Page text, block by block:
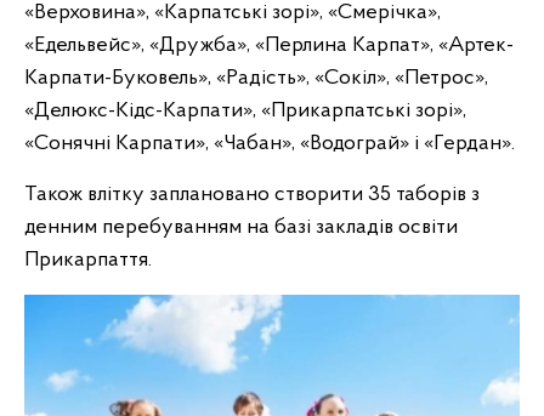
«Верховина», «Карпатські зорі», «Смерічка»,
«Едельвейс», «Дружба», «Перлина Карпат», «Артек-
Карпати-Буковель», «Радість», «Сокіл», «Петрос»,
«Делюкс-Кідс-Карпати», «Прикарпатські зорі»,
«Сонячні Карпати», «Чабан», «Водограй» і «Гердан».
Також влітку заплановано створити 35 таборів з
денним перебуванням на базі закладів освіти
Прикарпаття.